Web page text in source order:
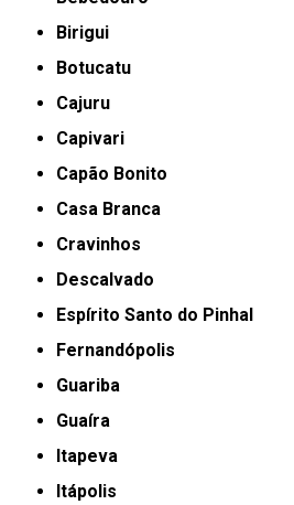
Birigui
Botucatu
Cajuru
Capivari
Capão Bonito
Casa Branca
Cravinhos
Descalvado
Espírito Santo do Pinhal
Fernandópolis
Guariba
Guaíra
Itapeva
Itápolis